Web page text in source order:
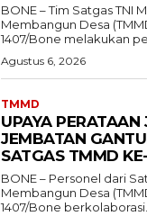
BONE – Tim Satgas TNI
Membangun Desa
1407/Bone melakukan
Agustus 6, 2026
TMMD
UPAYA
JEMBATAN
SATGAS TMMD
BONE – Personel dari
Membangun Desa
1407/Bone berkolaborasi...